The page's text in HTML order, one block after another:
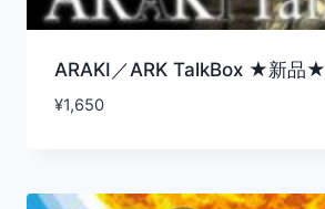
ARAKI／ARK TalkBox ★新品★
¥1,650